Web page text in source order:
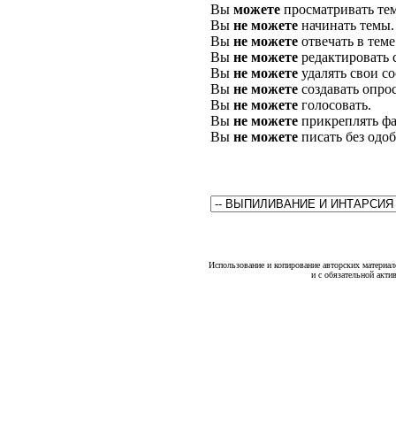
Вы можете просматривать
Вы не можете начинать темы.
Вы не можете отвечать в
Вы не можете
Вы не можете удалять свои
Вы не можете создавать
Вы не можете голосовать.
Вы не можете прикреплять
Вы не можете писать без
Использование и копирование авторских
и с обязательной